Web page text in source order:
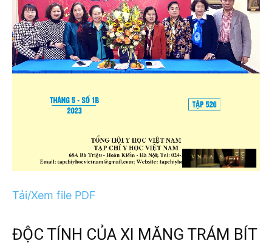
Tải/Xem file PDF
ĐỘC TÍNH CỦA XI MĂNG TRÁM BÍT